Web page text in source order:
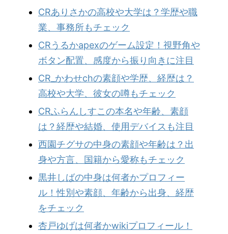
CRありさかの高校や大学は？学歴や職
業、事務所もチェック
CRうるかapexのゲーム設定！視野角や
ボタン配置、感度から振り向きに注目
CR_かわせchの素顔や学歴、経歴は？
高校や大学、彼女の噂もチェック
CRふらんしすこの本名や年齢、素顔
は？経歴や結婚、使用デバイスも注目
西園チグサの中身の素顔や年齢は？出
身や方言、国籍から愛称もチェック
黒井しばの中身は何者かプロフィー
ル！性別や素顔、年齢から出身、経歴
をチェック
杏戸ゆげは何者かwikiプロフィール！